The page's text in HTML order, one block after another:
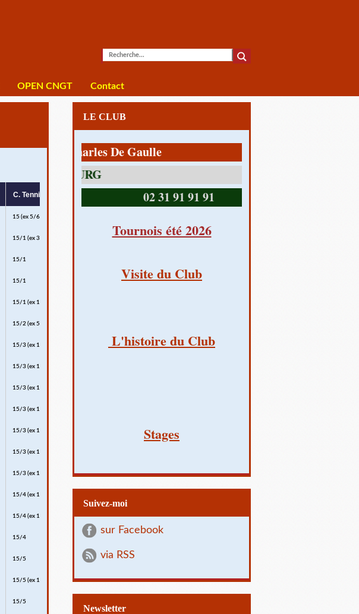
OPEN CNGT Contact
C. Tennis
15 (ex 5/6)
15/1 (ex 3/6)
15/1
15/1
15/1 (ex 15)
15/2 (ex 5/6)
15/3 (ex 15/2)
15/3 (ex 15/1)
15/3 (ex 15)
15/3 (ex 15/2)
15/3 (ex 15/2)
15/3 (ex 15/1)
15/3 (ex 15/1)
15/4 (ex 15/1)
15/4 (ex 15/3)
15/4
15/5
15/5 (ex 15/3)
15/5
LE CLUB
1 av Charles De Gaulle
02 31 91 91 91
Tournois été 2026
Visite du Club
L'histoire du Club
Stages
Suivez-moi
sur Facebook
via RSS
Newsletter